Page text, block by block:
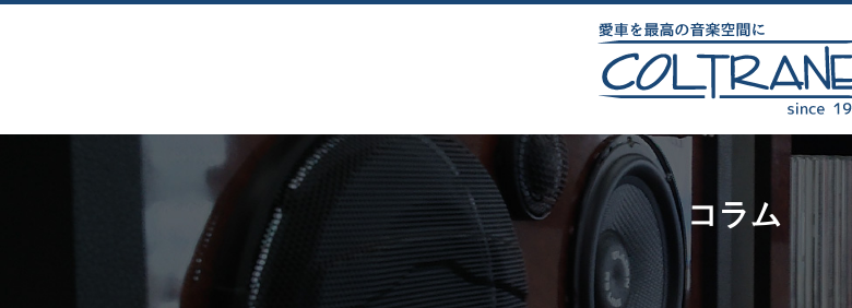
コラム